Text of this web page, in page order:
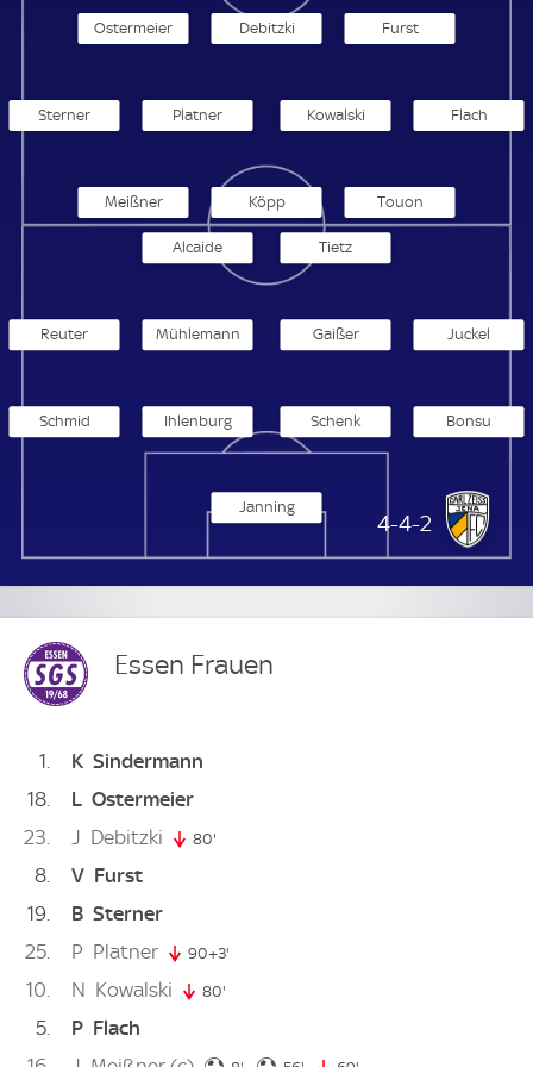
Ostermeier Debitzki Furst
Sterner Platner Kowalski Flach
Meißner Köpp Touon
Carl Zeiss Jena Frauen
4-4-2
Janning
Bonsu
Schenk
Ihlenburg
Schmid
Juckel
Gaißer
Mühlemann
Reuter
Tietz
Alcaide
Essen Frauen
1 K Sindermann
18
L Ostermeier
23
J Debitzki 80'
8 V Furst
19
B Sterner
25
P Platner 90+3'
10 N Kowalski 80'
5 P Flach